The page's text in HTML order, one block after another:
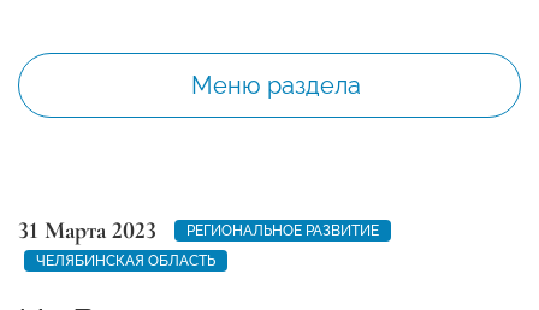
Меню раздела
31 Марта 2023
РЕГИОНАЛЬНОЕ РАЗВИТИЕ
ЧЕЛЯБИНСКАЯ ОБЛАСТЬ